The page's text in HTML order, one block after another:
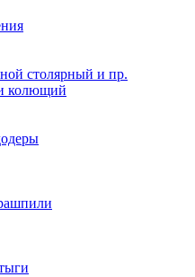
столярный и пр.
колющий